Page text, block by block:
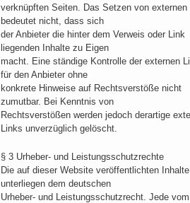
verknüpften Seiten. Das Setzen von externen
bedeutet nicht, dass sich
der Anbieter die hinter dem Verweis oder Link
liegenden Inhalte zu Eigen
macht. Eine ständige Kontrolle der externen
für den Anbieter ohne
konkrete Hinweise auf Rechtsverstöße nicht
zumutbar. Bei Kenntnis von
Rechtsverstößen werden jedoch derartige
Links unverzüglich gelöscht.
§ 3 Urheber- und Leistungsschutzrechte
Die auf dieser Website veröffentlichten Inhalte
unterliegen dem deutschen
Urheber- und Leistungsschutzrecht. Jede vom